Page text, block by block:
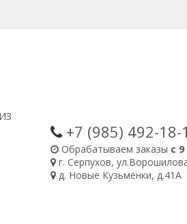
+7 (985) 492-18-
Обрабатываем заказы с
г. Серпухов,
д. Новые Кузьменки, д.41А